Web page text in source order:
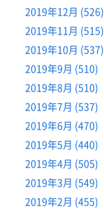
2019年12月 (526)
2019年11月 (515)
2019年10月 (537)
2019年9月 (510)
2019年8月 (510)
2019年7月 (537)
2019年6月 (470)
2019年5月 (440)
2019年4月 (505)
2019年3月 (549)
2019年2月 (455)